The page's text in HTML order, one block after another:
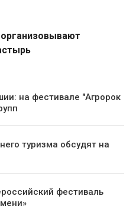
на фестивале "Агророк
туризма обсудят на
фестиваль